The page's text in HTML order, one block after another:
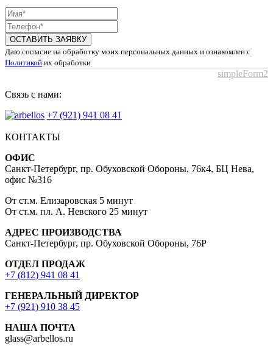
ОСТАВИТЬ ЗАЯВКУ
Даю согласие на обработку моих персональных данных и ознакомлен с
Политикой их обработки
simpleForm2
Связь с нами:
+7 (921) 941 08 41
КОНТАКТЫ
ОФИС
Санкт-Петербург, пр. Обуховской Обороны, 76к4, БЦ Нева,
офис №316
От ст.м. Елизаровская 5 минут
От ст.м. пл. А. Невского 25 минут
АДРЕС ПРОИЗВОДСТВА
Санкт-Петербург, пр. Обуховской Обороны, 76Р
ОТДЕЛ ПРОДАЖ
+7 (812) 941 08 41
ГЕНЕРАЛЬНЫЙ ДИРЕКТОР
+7 (921) 910 38 45
НАША ПОЧТА
glass@arbellos.ru